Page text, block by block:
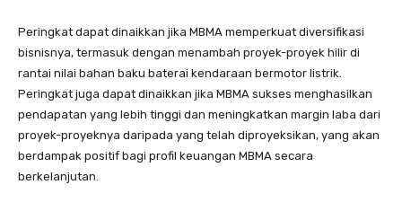
Peringkat dapat dinaikkan jika MBMA memperkuat diversifikasi
bisnisnya, termasuk dengan menambah proyek-proyek hilir di
rantai nilai bahan baku baterai kendaraan bermotor listrik.
Peringkat juga dapat dinaikkan jika MBMA sukses menghasilkan
pendapatan yang lebih tinggi dan meningkatkan margin laba dari
proyek-proyeknya daripada yang telah diproyeksikan, yang akan
berdampak positif bagi profil keuangan MBMA secara
berkelanjutan.